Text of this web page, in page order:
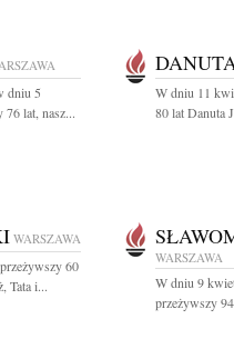
dniu 5
76 lat, nasz...
W dniu 11
80 lat Danuta
WARSZAWA
60
Tata i...
WARSZAWA
W dniu 9
przeżywszy